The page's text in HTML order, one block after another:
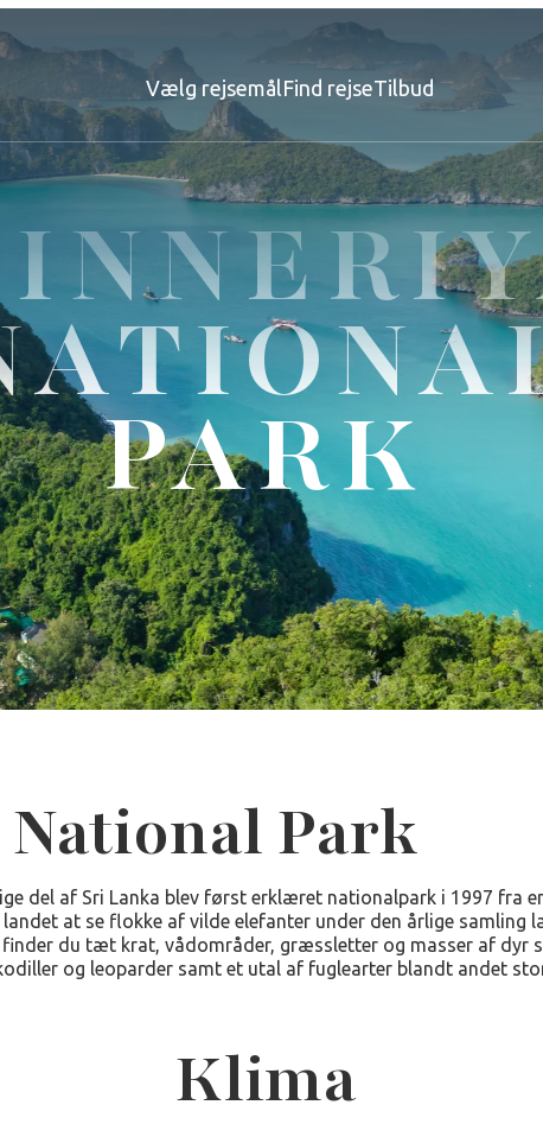
Vælg rejsemålFind rejseTilbud
PARK
Park
del af Sri Lanka blev først erklæret nationalpark i 1997 fra
at se flokke af vilde elefanter under den årlige samling
du tæt krat, vådområder, græssletter og masser af dyr
og leoparder samt et utal af fuglearter blandt andet
Klima